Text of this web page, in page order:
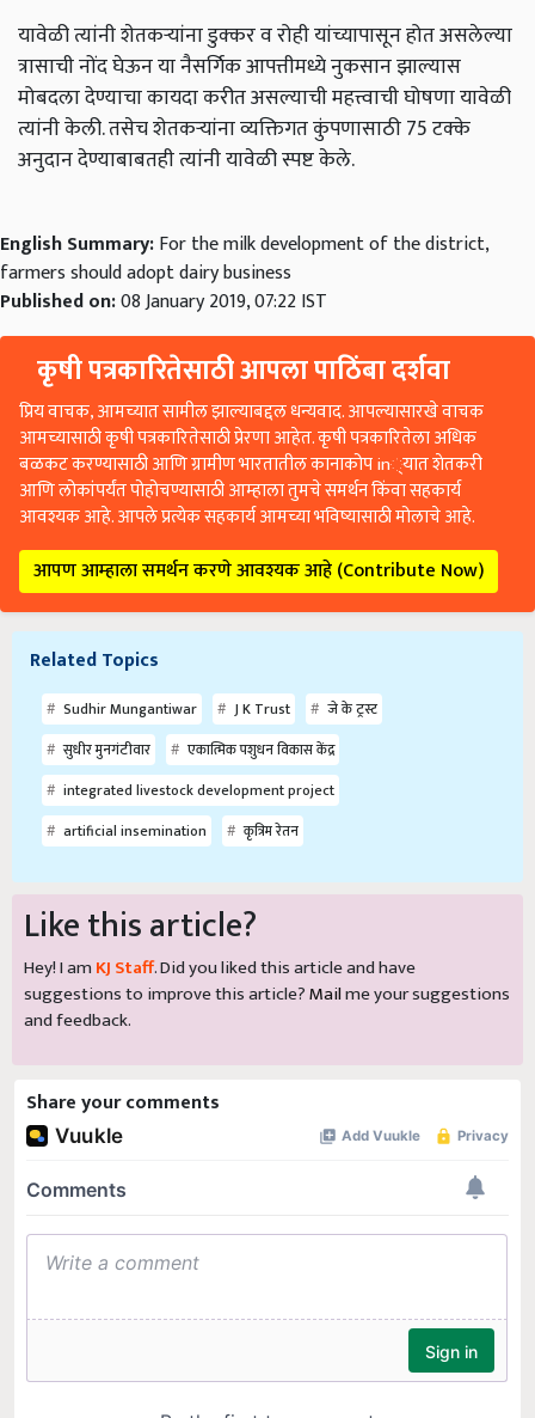
यावेळी त्यांनीशेतकऱ्यांना डुक्कर व रोही यांच्यापासून होत असलेल्या
त्रासाची नोंद घेऊन या नैसर्गिक आपत्तीमध्ये नुकसान झाल्यास
मोबदला देण्याचा कायदा करीत असल्याची महत्त्वाची घोषणा यावेळी
त्यांनी केली. तसेच शेतकऱ्यांना व्यक्तिगत कुंपणासाठी 75 टक्के
अनुदान देण्याबाबतही त्यांनी यावेळी स्पष्ट केले.
English Summary:For the milk development of the district,
farmers should adopt dairy business
Published on:08 January 2019, 07:22 IST
कृषी पत्रकारितेसाठी आपला पाठिंबा दर्शवा
प्रिय वाचक, आमच्यात सामील झाल्याबद्दल धन्यवाद. आपल्यासारखे वाचक
आमच्यासाठी कृषी पत्रकारितेसाठी प्रेरणा आहेत. कृषी पत्रकारितेला अधिक
बळकट करण्यासाठी आणि ग्रामीण भारतातील कानाकोप in्यात शेतकरी
आणि लोकांपर्यंत पोहोचण्यासाठी आम्हाला तुमचे समर्थन किंवा सहकार्य
आवश्यक आहे. आपले प्रत्येक सहकार्य आमच्या भविष्यासाठी मोलाचे आहे.
आपण आम्हाला समर्थन करणे आवश्यक आहे (Contribute Now)
Related Topics
Sudhir Mungantiwar J K Trust
जे के ट्रस्ट
सुधीर मुनगंटीवार
एकात्मिक पशुधन विकास केंद्र
integrated livestock development project
artificial insemination
कृत्रिम रेतन
Like this article?
Hey! I am KJ Staff. Did you liked this article and have
suggestions to improve this article?Mailme your suggestions
and feedback.
Share your comments